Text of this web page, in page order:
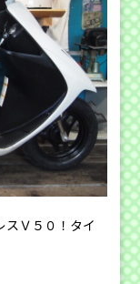
スＶ５０！タイ